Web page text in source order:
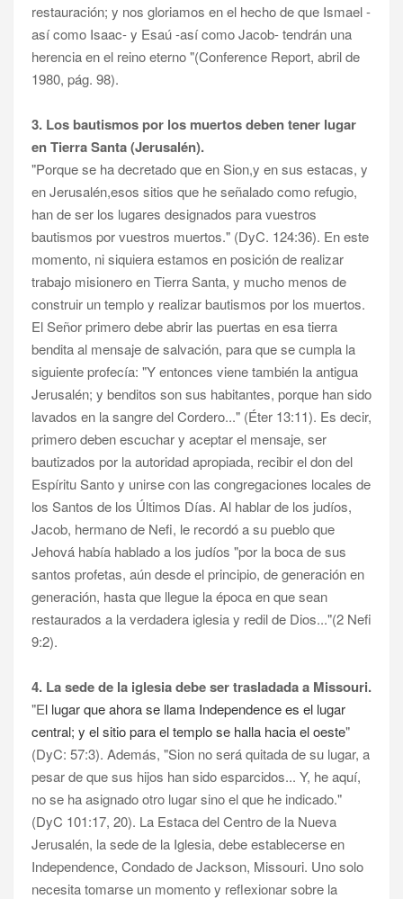
restauración; y nos gloriamos en el hecho de que Ismael -
así como Isaac- y Esaú -así como Jacob- tendrán una
herencia en el reino eterno "(Conference Report, abril de
1980, pág. 98).
3. Los bautismos por los muertos deben tener lugar
en Tierra Santa (Jerusalén).
"Porque se ha decretado que en Sion,y en sus estacas, y
en Jerusalén,esos sitios que he señalado como refugio,
han de ser los lugares designados para vuestros
bautismos por vuestros muertos." (DyC. 124:36). En este
momento, ni siquiera estamos en posición de realizar
trabajo misionero en Tierra Santa, y mucho menos de
construir un templo y realizar bautismos por los muertos.
El Señor primero debe abrir las puertas en esa tierra
bendita al mensaje de salvación, para que se cumpla la
siguiente profecía: "Y entonces viene también la antigua
Jerusalén; y benditos son sus habitantes, porque han sido
lavados en la sangre del Cordero..." (Éter 13:11). Es decir,
primero deben escuchar y aceptar el mensaje, ser
bautizados por la autoridad apropiada, recibir el don del
Espíritu Santo y unirse con las congregaciones locales de
los Santos de los Últimos Días. Al hablar de los judíos,
Jacob, hermano de Nefi, le recordó a su pueblo que
Jehová había hablado a los judíos "por la boca de sus
santos profetas, aún desde el principio, de generación en
generación, hasta que llegue la época en que sean
restaurados a la verdadera iglesia y redil de Dios..."(2 Nefi
9:2).
4. La sede de la iglesia debe ser trasladada a Missouri.
"El lugar que ahora se llama Independence es el lugar
central; y el sitio para eltemplose halla hacia el oeste"
(DyC: 57:3). Además, "Sion no será quitada de su lugar, a
pesar de que sus hijos han sido esparcidos... Y, he aquí,
no se ha asignado otro lugar sino el que he indicado."
(DyC 101:17, 20). La Estaca del Centro de la Nueva
Jerusalén, la sede de la Iglesia, debe establecerse en
Independence, Condado de Jackson, Missouri. Uno solo
necesita tomarse un momento y reflexionar sobre la